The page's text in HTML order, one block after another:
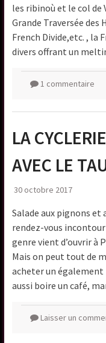
les ribinoù et le col de
Grande Traversée des
French Divide,etc. , la
divers offrant un
1 commentaire
LA
AVEC LE
30 octobre 2017
Salade aux pignons et
rendez-vous
genre vient d’ouvrir à
Mais on peut tout de
acheter un également
aussi boire un café,
Laisser un